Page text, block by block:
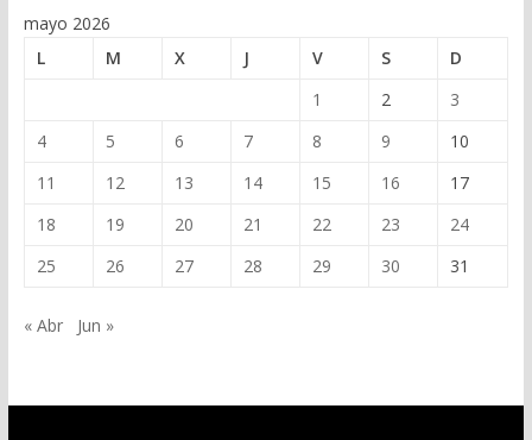
mayo 2026
L
M X J V S
D
1
2
3
4
5 6 7 8 9
10
11
12 13 14 15 16
17
18
19 20 21 22 23
24
25
26 27 28 29 30 31
« Abr Jun »